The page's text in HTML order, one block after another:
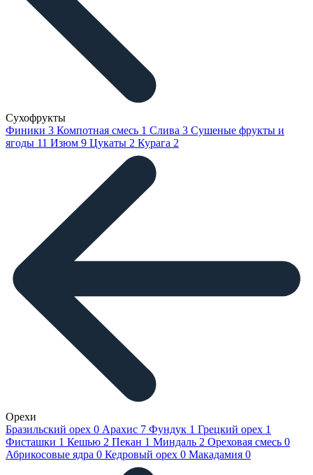
Сухофрукты
Финики 3 Компотная смесь 1 Слива 3 Сушеные фрукты и
ягоды 11 Изюм 9 Цукаты 2 Курага 2
Орехи
Бразильский орех 0 Арахис 7 Фундук 1 Грецкий орех 1
Фисташки 1 Кешью 2 Пекан 1 Миндаль 2 Ореховая смесь 0
Абрикосовые ядра 0 Кедровый орех 0 Макадамия 0